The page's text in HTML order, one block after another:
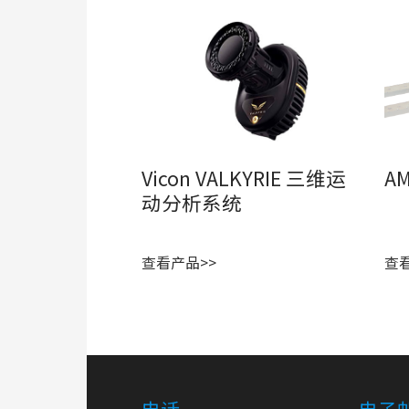
Vicon VALKYRIE 三维运
动分析系统
查看产品>> 查